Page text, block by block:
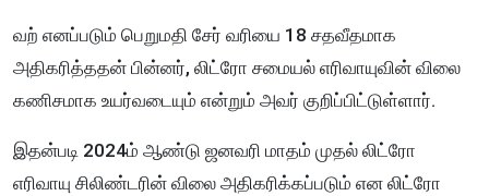
வற் எனப்படும் பெறுமதி சேர் வரியை 18 சதவீதமாக
அதிகரித்ததன் பின்னர், லிட்ரோ சமையல் எரிவாயுவின் விலை
கணிசமாக உயர்வடையும் என்றும் அவர் குறிப்பிட்டுள்ளார்.
இதன்படி 2024ம் ஆண்டு ஜனவரி மாதம் முதல் லிட்ரோ
எரிவாயு சிலிண்டரின் விலை அதிகரிக்கப்படும் என லிட்ரோ